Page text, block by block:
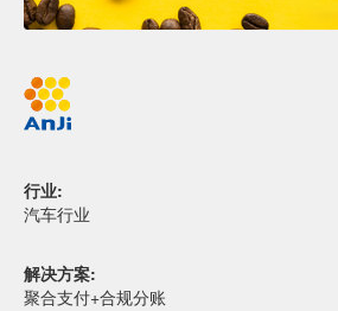
行业:
汽车行业
解决方案:
聚合支付+合规分账